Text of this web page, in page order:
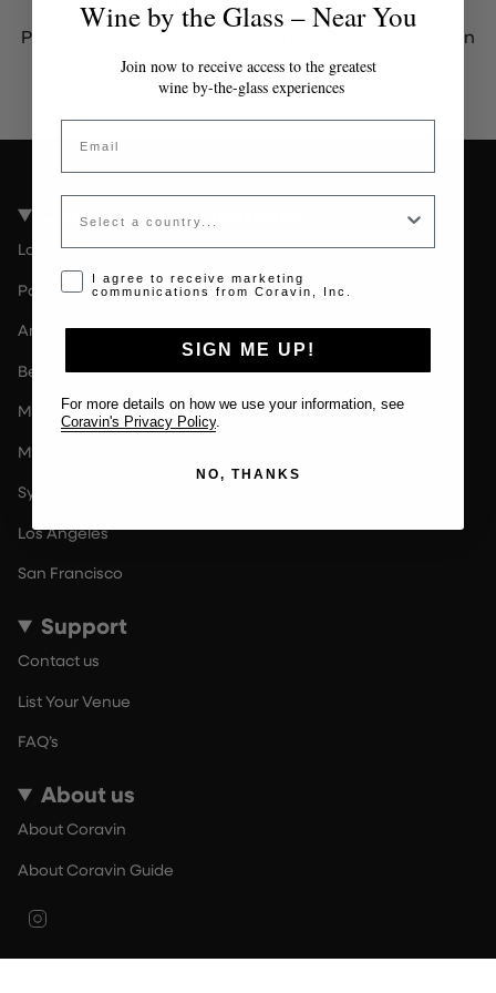
Por favor contacta al administrador para obtener un
token válido.
Coravin Guide Locations
London
Paris
Amsterdam
Berlin
Milan
Melbourne
Sydney
Los Angeles
San Francisco
Support
Contact us
List Your Venue
FAQ’s
About us
About Coravin
About Coravin Guide
Wine by the Glass – Near You
Join now to receive access to the greatest
wine by-the-glass experiences
Email
Country
Opt-in disclaimer
I agree to receive marketing
communications from Coravin, Inc.
SIGN ME UP!
For more details on how we use your information, see
Coravin's Privacy Policy
NO, THANKS